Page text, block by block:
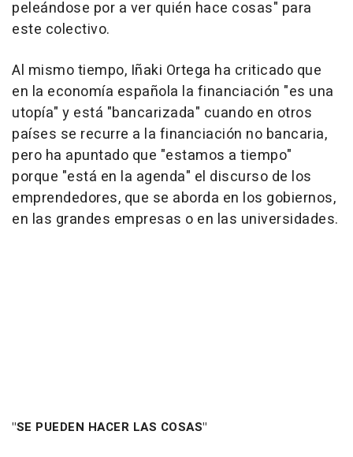
peleándose por a ver quién hace cosas" para
este colectivo.
Al mismo tiempo, Iñaki Ortega ha criticado que
en la economía española la financiación "es una
utopía" y está "bancarizada" cuando en otros
países se recurre a la financiación no bancaria,
pero ha apuntado que "estamos a tiempo"
porque "está en la agenda" el discurso de los
emprendedores, que se aborda en los gobiernos,
en las grandes empresas o en las universidades.
"SE PUEDEN HACER LAS COSAS"